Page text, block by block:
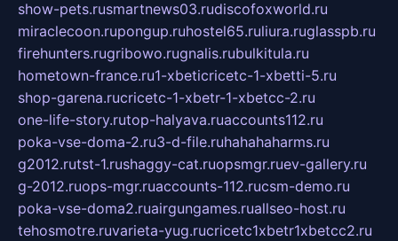
show-pets.rusmartnews03.rudiscofoxworld.ru
miraclecoon.rupongup.ruhostel65.ruliura.ruglasspb.ru
firehunters.rugribowo.rugnalis.rubulkitula.ru
hometown-france.ru1-xbeticricetc-1-xbetti-5.ru
shop-garena.rucricetc-1-xbetr-1-xbetcc-2.ru
one-life-story.rutop-halyava.ruaccounts112.ru
poka-vse-doma-2.ru3-d-file.ruhahahaharms.ru
g2012.rutst-1.rushaggy-cat.ruopsmgr.ruev-gallery.ru
g-2012.ruops-mgr.ruaccounts-112.rucsm-demo.ru
poka-vse-doma2.ruairgungames.ruallseo-host.ru
tehosmotre.ruvarieta-yug.rucricetc1xbetr1xbetcc2.ru